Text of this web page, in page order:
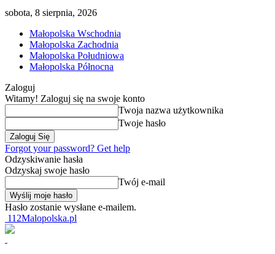
sobota, 8 sierpnia, 2026
Małopolska Wschodnia
Małopolska Zachodnia
Małopolska Południowa
Małopolska Północna
Zaloguj
Witamy! Zaloguj się na swoje konto
Twoja nazwa użytkownika
Twoje hasło
Forgot your password? Get help
Odzyskiwanie hasła
Odzyskaj swoje hasło
Twój e-mail
Hasło zostanie wysłane e-mailem.
112Malopolska.pl